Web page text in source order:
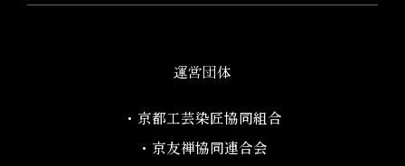
運営団体
・京都工芸染匠協同組合​
・京友禅協同連合会